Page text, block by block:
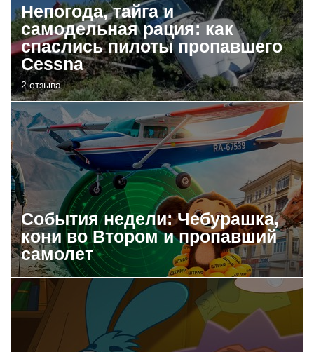
Непогода, тайга и
самодельная рация: как
спаслись пилоты пропавшего
Cessna
2 отзыва
События недели: Чебурашка,
кони во Втором и пропавший
самолет